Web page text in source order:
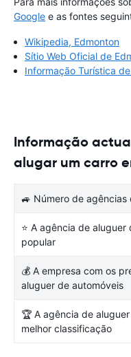
Google e as fontes
Wikipedia, Edmonton
Sítio Web Oficial de
Informação Turística
Informação
alugar um carro
🚙 Número de agências
⭐ A agência de
popular
💰 A empresa com os
aluguer de automóveis
🏆 A agência de
melhor classificação